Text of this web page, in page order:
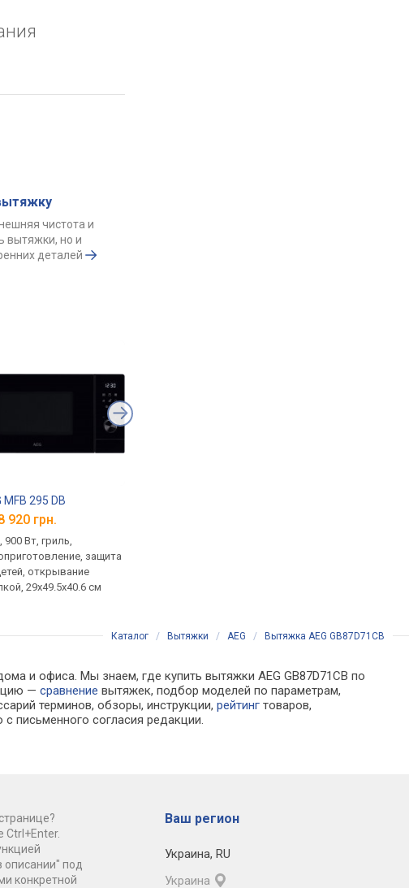
чистота и
вытяжки, но и
деталей
MFB 295 DB
920 грн.
900 Вт, гриль,
защита
открывание
29x49.5x40.6 см
молока,
Каталог / Вытяжки / AEG / Вытяжка AEG GB87D71CB
и офиса. Мы знаем, где купить вытяжки AEG GB87D71CB по
—сравнение вытяжек, подбор моделей по параметрам,
терминов, обзоры, инструкции,рейтинг товаров,
письменного согласия редакции.
Ctrl+Enter.
под
конкретной
Ваш регион
Украина, RU
Украина